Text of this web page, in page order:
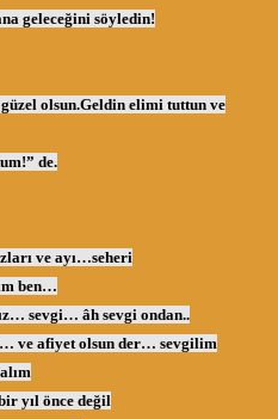
geleceğini söyledin!
olsun.Geldin elimi tuttun ve
de.
ve ayı…seheri
ben…
sevgi… âh sevgi ondan..
ve afiyet olsun der… sevgilim
yıl önce değil